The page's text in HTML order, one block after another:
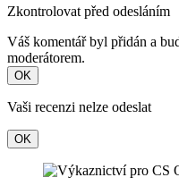
Zkontrolovat před odesláním
Váš komentář byl přidán a
moderátorem.
OK
Vaši recenzi nelze odeslat
OK